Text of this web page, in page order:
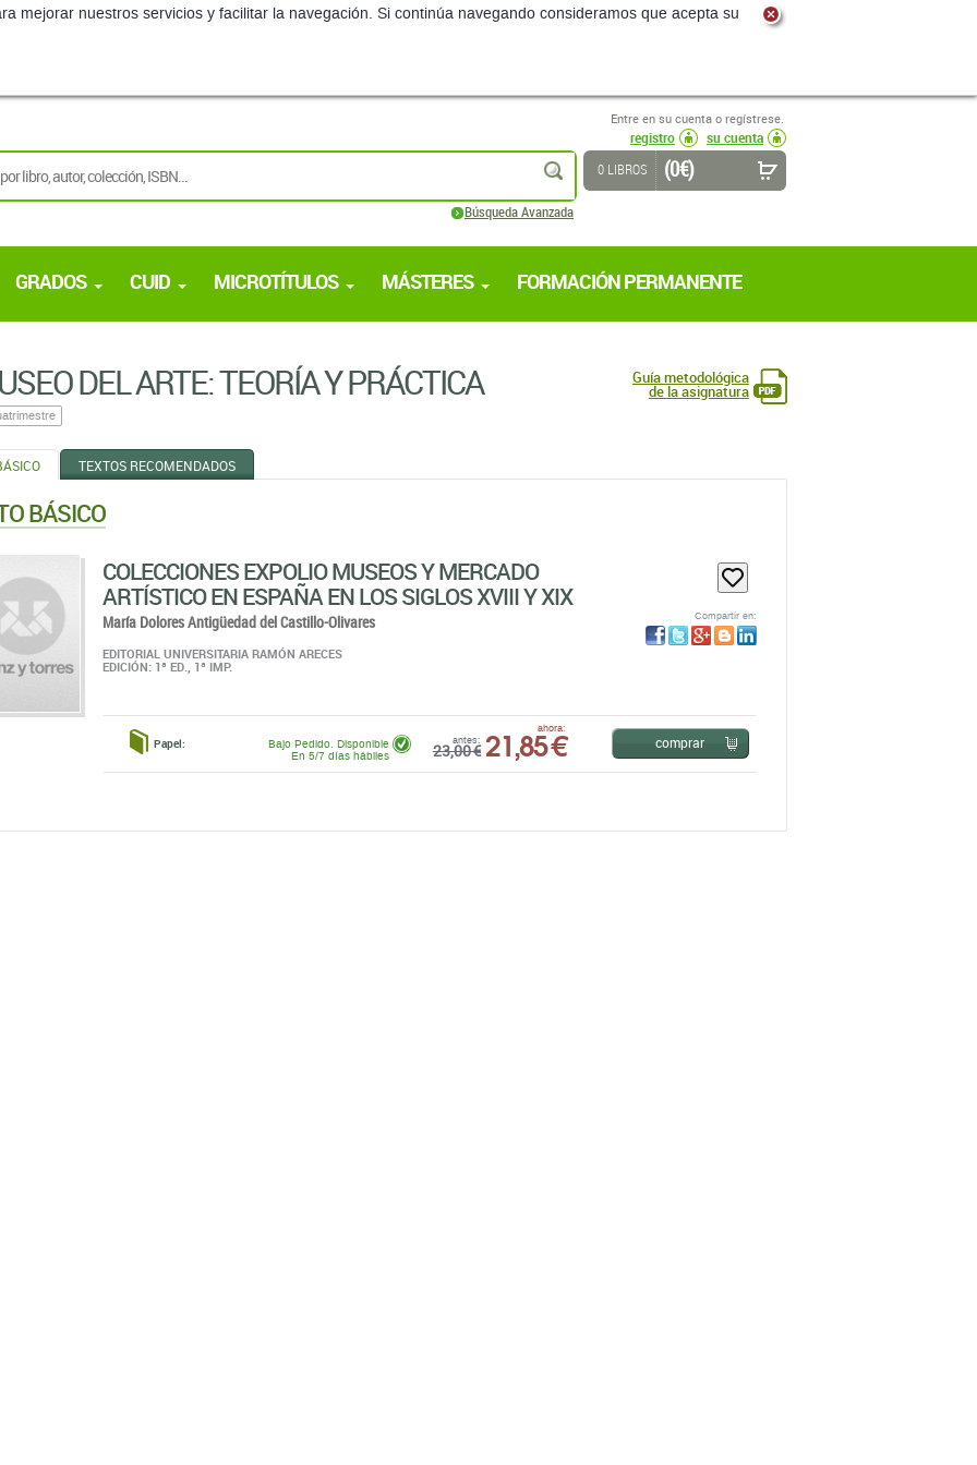
mejorar nuestros servicios y facilitar la navegación. Si continúa navegando consideramos que acepta su
Entre en su cuenta o regístrese.
registro
su cuenta
buscar
Búsqueda Avanzada
0 LIBROS (0 €)
GRADOS CUID MICROTÍTULOS MÁSTERES FORMACIÓN PERMANENTE
DEL ARTE: TEORÍA Y PRÁCTICA Guía metodológica
de la asignatura
TEXTOS RECOMENDADOS
BÁSICO
COLECCIONES EXPOLIO MUSEOS Y MERCADO
ARTÍSTICO EN ESPAÑA EN LOS SIGLOS XVIII Y XIX
María Dolores Antigüedad del Castillo-Olivares
EDITORIAL UNIVERSITARIA RAMÓN ARECES
EDICIÓN: 1ª ED., 1ª IMP.
Compartir en:
Papel: antes:
23,00 €
ahora:
21,85 €
Bajo Pedido. Disponible
En 5/7 días hábiles
comprar